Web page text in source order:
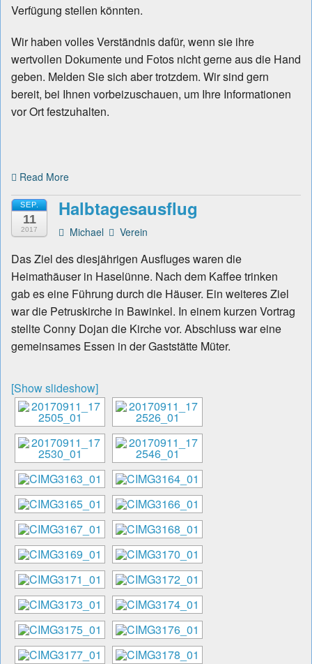
Verfügung stellen könnten.
Wir haben volles Verständnis dafür, wenn sie ihre
wertvollen Dokumente und Fotos nicht gerne aus die Hand
geben. Melden Sie sich aber trotzdem. Wir sind gern
bereit, bei Ihnen vorbeizuschauen, um Ihre Informationen
vor Ort festzuhalten.
Read More
SEP.
11
2017
Halbtagesausflug
Michael Verein
Das Ziel des diesjährigen Ausfluges waren die
Heimathäuser in Haselünne. Nach dem Kaffee trinken
gab es eine Führung durch die Häuser. Ein weiteres Ziel
war die Petruskirche in Bawinkel. In einem kurzen Vortrag
stellte Conny Dojan die Kirche vor. Abschluss war eine
gemeinsames Essen in der Gaststätte Müter.
[Show slideshow]